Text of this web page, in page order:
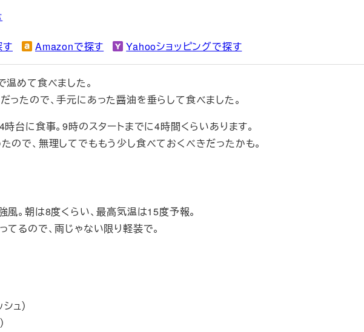
Amazonで探す Yahooショッピングで探す
温めて食べました。
ったので、手元にあった醤油を垂らして食べました。
台に食事。9時のスタートまでに4時間くらいあります。
ので、無理してでももう少し食べておくべきだったかも。
。朝は8度くらい、最高気温は15度予報。
るので、雨じゃない限り軽装で。
ュ）